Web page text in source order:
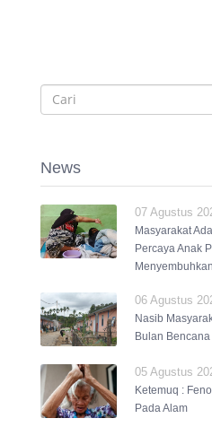
News
07 Agustus
Masyarakat
Percaya Anak
06 Agustus
Nasib
Bulan
05 Agustus
Ketemuq :
Pada Alam